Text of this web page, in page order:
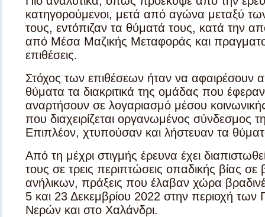
κατηγορούμενοι, μετά από αγώνα μεταξύ
τους, εντόπιζαν τα θύματά τους, κατά την
από Μέσα Μαζικής Μεταφοράς και
επιθέσεις.
Στόχος των επιθέσεων ήταν να αφαιρέσουν
θύματα τα διακριτικά της ομάδας που
αναρτήσουν σε λογαριασμό μέσου
που διαχειρίζεται οργανωμένος σύνδεσμος
Επιπλέον, χτυπούσαν και λήστευαν τα
Από τη μέχρι στιγμής έρευνα έχει
τους σε τρεις περιπτώσεις οπαδικής βίας σε
ανήλικων, πράξεις που έλαβαν χώρα
5 και 23 Δεκεμβρίου 2022 στην περιοχή των
Νερών και στο Χαλάνδρι.